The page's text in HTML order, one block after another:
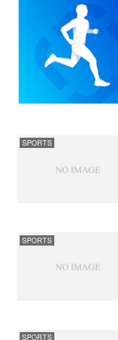
SPORTS
SPORTS
SPORTS